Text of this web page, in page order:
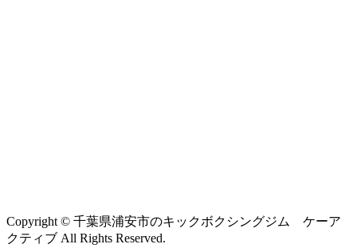
Copyright © 千葉県浦安市のキックボクシングジム ケーア
クティブ All Rights Reserved.